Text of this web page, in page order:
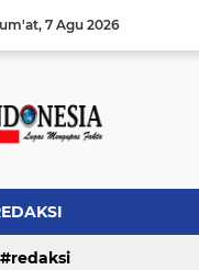
7 Agu 2026
redaksi